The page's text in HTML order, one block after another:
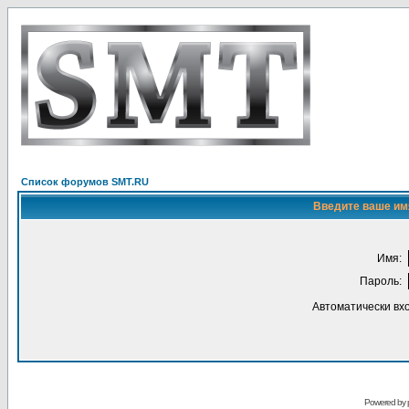
Список форумов SMT.RU
Введите ваше
Имя:
Пароль:
Автоматически
Powered by